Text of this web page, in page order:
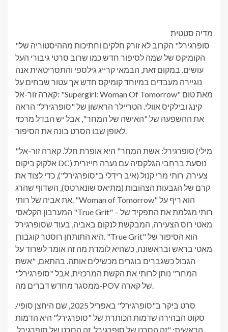
מדיה סטטית
"סופרגירל" הקרוב לא זורק חלקים וחתיכות מההיסטוריה של
הקומיקס של שמה לסיפור חדש כמו שרוב סרטי גיבורי העל
עושים. במקום זאת, הבמאי קרייג גילספי והתסריטאית אנה
נוגיירה מעבדים במיוחד קומיקס חדש אך עטור שבחים על
קארה זור-אל: "Supergirl: Woman Of Tomorrow" מאת טום
קינג ובילקיס אוולי. הטריילר הראשון של "סופרגירל" הראה
את ההשפעה של "האישה של המחר", אבל יש הבדל מרכזי
לאופן שבו הסרט בונה את הסיפור.
"סופרגירל: אשת המחר" היא אופרת חלל. קארה זור-אל (מילי
אלקוק ביקום DC) נוסעת ברחבי הגלקסיה עם נערה חייזרית
צעירה, רותי מרי קנול (איב רידלי ב"סופרגירל"), כדי לצוד את
קרם של הגבעות הצהובות (מתיאס שונארטס), השדוף שהרג
את אביה של רותי. "Woman of Tomorrow" הוא ריף על
המערבון הקלאסי "True Grit" – רותי מגלמת את התפקיד של
מאטי רוס הצעירה, המבקשת לנקום באביה, בעוד שסופרגירל
היא התותחן רוסטר קוגבורן. "True Grit" הוא הסיפור של
מאטי בראש ובראשונה, כשהיא לומדת מה זה אומר לשרוד על
הגבול כשגברים בוגרים מכשילים אותה. בהתאם, "אשת
המחר" נותן לרותי את הקשת המרכזית, אבל "סופרגירל"
ממסגר מחדש דברים מה-POV של קארה.
/סרט ביקר ב"סופרגירל" באפריל 2025, שם היחצן סופי
סקוט הבהירה שדמות הכותרת של "סופרגירל" היא הדמות
הראשית: "זה הסרט של סופרגירל. זה הסרט של סופרגירל,